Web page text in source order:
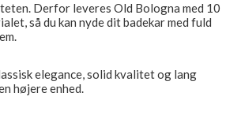
Derfor leveres Old Bologna med 10
så du kan nyde dit badekar med fuld
elegance, solid kvalitet og lang
højere enhed.